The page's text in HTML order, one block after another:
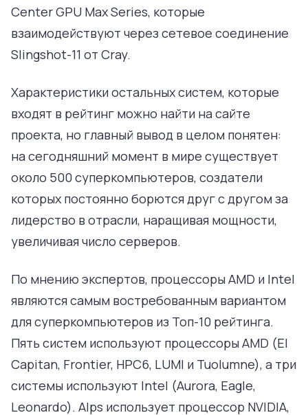
Center GPU Max Series, которые
взаимодействуют через сетевое соединение
Slingshot-11 от Cray.
Характеристики остальных систем, которые
входят в рейтинг можно найти на сайте
проекта, но главный вывод в целом понятен:
на сегодняшний момент в мире существует
около 500 суперкомпьютеров, создатели
которых постоянно борются друг с другом за
лидерство в отрасли, наращивая мощности,
увеличивая число серверов.
По мнению экспертов, процессоры AMD и Intel
являются самым востребованным вариантом
для суперкомпьютеров из Топ-10 рейтинга.
Пять систем используют процессоры AMD (El
Capitan, Frontier, HPC6, LUMI и Tuolumne), а три
системы используют Intel (Aurora, Eagle,
Leonardo). Alps использует процессор NVIDIA,